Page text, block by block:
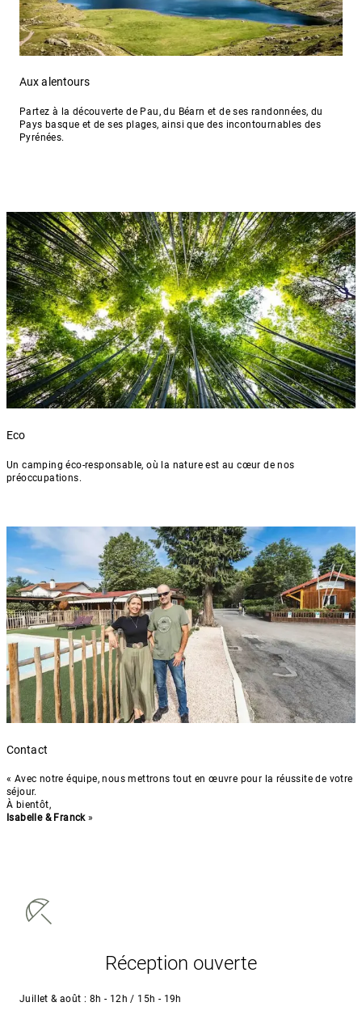
Aux alentours
Partez à la découverte de Pau, du Béarn et de ses randonnées, du
Pays basque et de ses plages, ainsi que des incontournables des
Pyrénées.
Eco
Un camping éco-responsable, où la nature est au cœur de nos
préoccupations.
Contact
« Avec notre équipe, nous mettrons tout en œuvre pour la réussite de votre
séjour.
À bientôt,
Isabelle & Franck»
Réception ouverte
Juillet & août : 8h - 12h / 15h - 19h